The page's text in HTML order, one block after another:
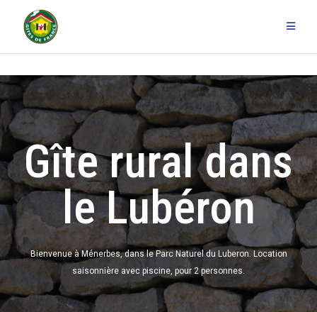
Gîte rural dans
le Lubéron
Bienvenue à Ménerbes, dans le Parc Naturel du Luberon. Location
saisonnière avec piscine, pour 2 personnes.